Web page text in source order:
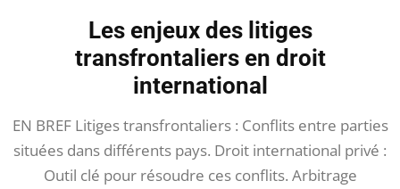
Les enjeux des litiges
transfrontaliers en droit
international
EN BREF Litiges transfrontaliers : Conflits entre parties
situées dans différents pays. Droit international privé :
Outil clé pour résoudre ces conflits. Arbitrage